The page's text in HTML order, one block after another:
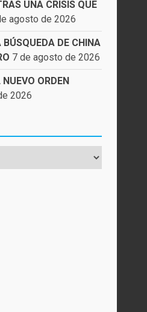
UNA CRISIS QUE
agosto de 2026
DE CHINA
7 de agosto de 2026
ORDEN
2026